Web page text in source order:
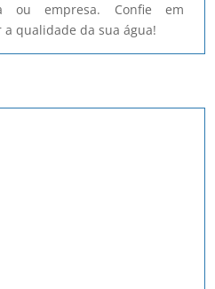
ou empresa. Confie em
qualidade da sua água!